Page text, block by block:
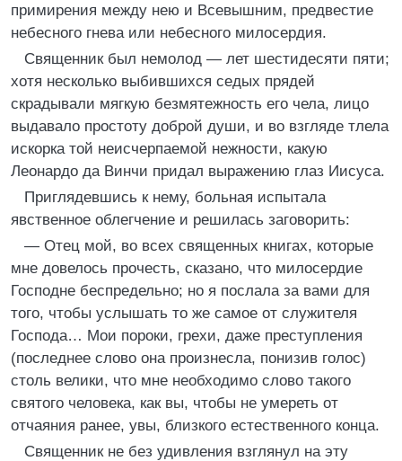
примирения между нею и Всевышним, предвестие
небесного гнева или небесного милосердия.
Священник был немолод — лет шестидесяти пяти;
хотя несколько выбившихся седых прядей
скрадывали мягкую безмятежность его чела, лицо
выдавало простоту доброй души, и во взгляде тлела
искорка той неисчерпаемой нежности, какую
Леонардо да Винчи придал выражению глаз Иисуса.
Приглядевшись к нему, больная испытала
явственное облегчение и решилась заговорить:
— Отец мой, во всех священных книгах, которые
мне довелось прочесть, сказано, что милосердие
Господне беспредельно; но я послала за вами для
того, чтобы услышать то же самое от служителя
Господа… Мои пороки, грехи, даже преступления
(последнее слово она произнесла, понизив голос)
столь велики, что мне необходимо слово такого
святого человека, как вы, чтобы не умереть от
отчаяния ранее, увы, близкого естественного конца.
Священник не без удивления взглянул на эту